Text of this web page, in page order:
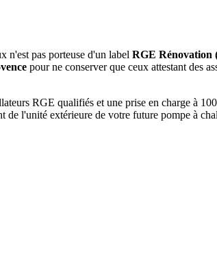
n'est pas porteuse d'un label RGE Rénovation
pour ne conserver que ceux attestant des
RGE qualifiés et une prise en charge à
de l'unité extérieure de votre future pompe à